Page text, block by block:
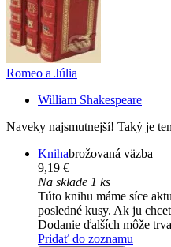
Romeo a Júlia
William Shakespeare
Naveky najsmutnejší! Taký je
Knihabrožovaná väzba
9,19 €
Na sklade 1 ks
Túto knihu máme síce
posledné kusy. Ak ju
Dodanie ďalších môže
Pridať do zoznamu